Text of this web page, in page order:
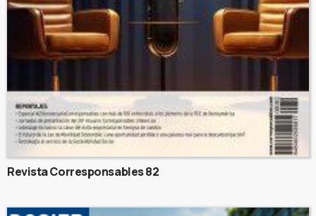
Revista Corresponsables 82